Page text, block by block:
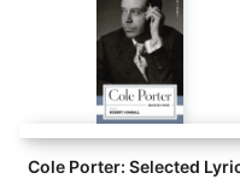
Cole Porter: Selected